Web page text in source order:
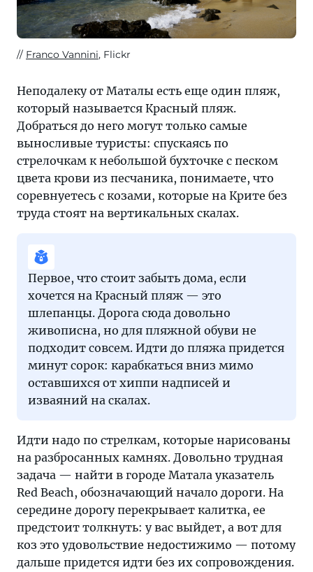
Franco Vannini, Flickr
Неподалеку от Маталы есть еще один пляж,
который называется Красный пляж.
Добраться до него могут только самые
выносливые туристы: спускаясь по
стрелочкам к небольшой бухточке с песком
цвета крови из песчаника, понимаете, что
соревнуетесь с козами, которые на Крите без
труда стоят на вертикальных скалах.
Первое, что стоит забыть дома, если
хочется на Красный пляж — это
шлепанцы. Дорога сюда довольно
живописна, но для пляжной обуви не
подходит совсем. Идти до пляжа придется
минут сорок: карабкаться вниз мимо
оставшихся от хиппи надписей и
изваяний на скалах.
Идти надо по стрелкам, которые нарисованы
на разбросанных камнях. Довольно трудная
задача — найти в городе Матала указатель
Red Beach, обозначающий начало дороги. На
середине дорогу перекрывает калитка, ее
предстоит толкнуть: у вас выйдет, а вот для
коз это удовольствие недостижимо — потому
дальше придется идти без их сопровождения.